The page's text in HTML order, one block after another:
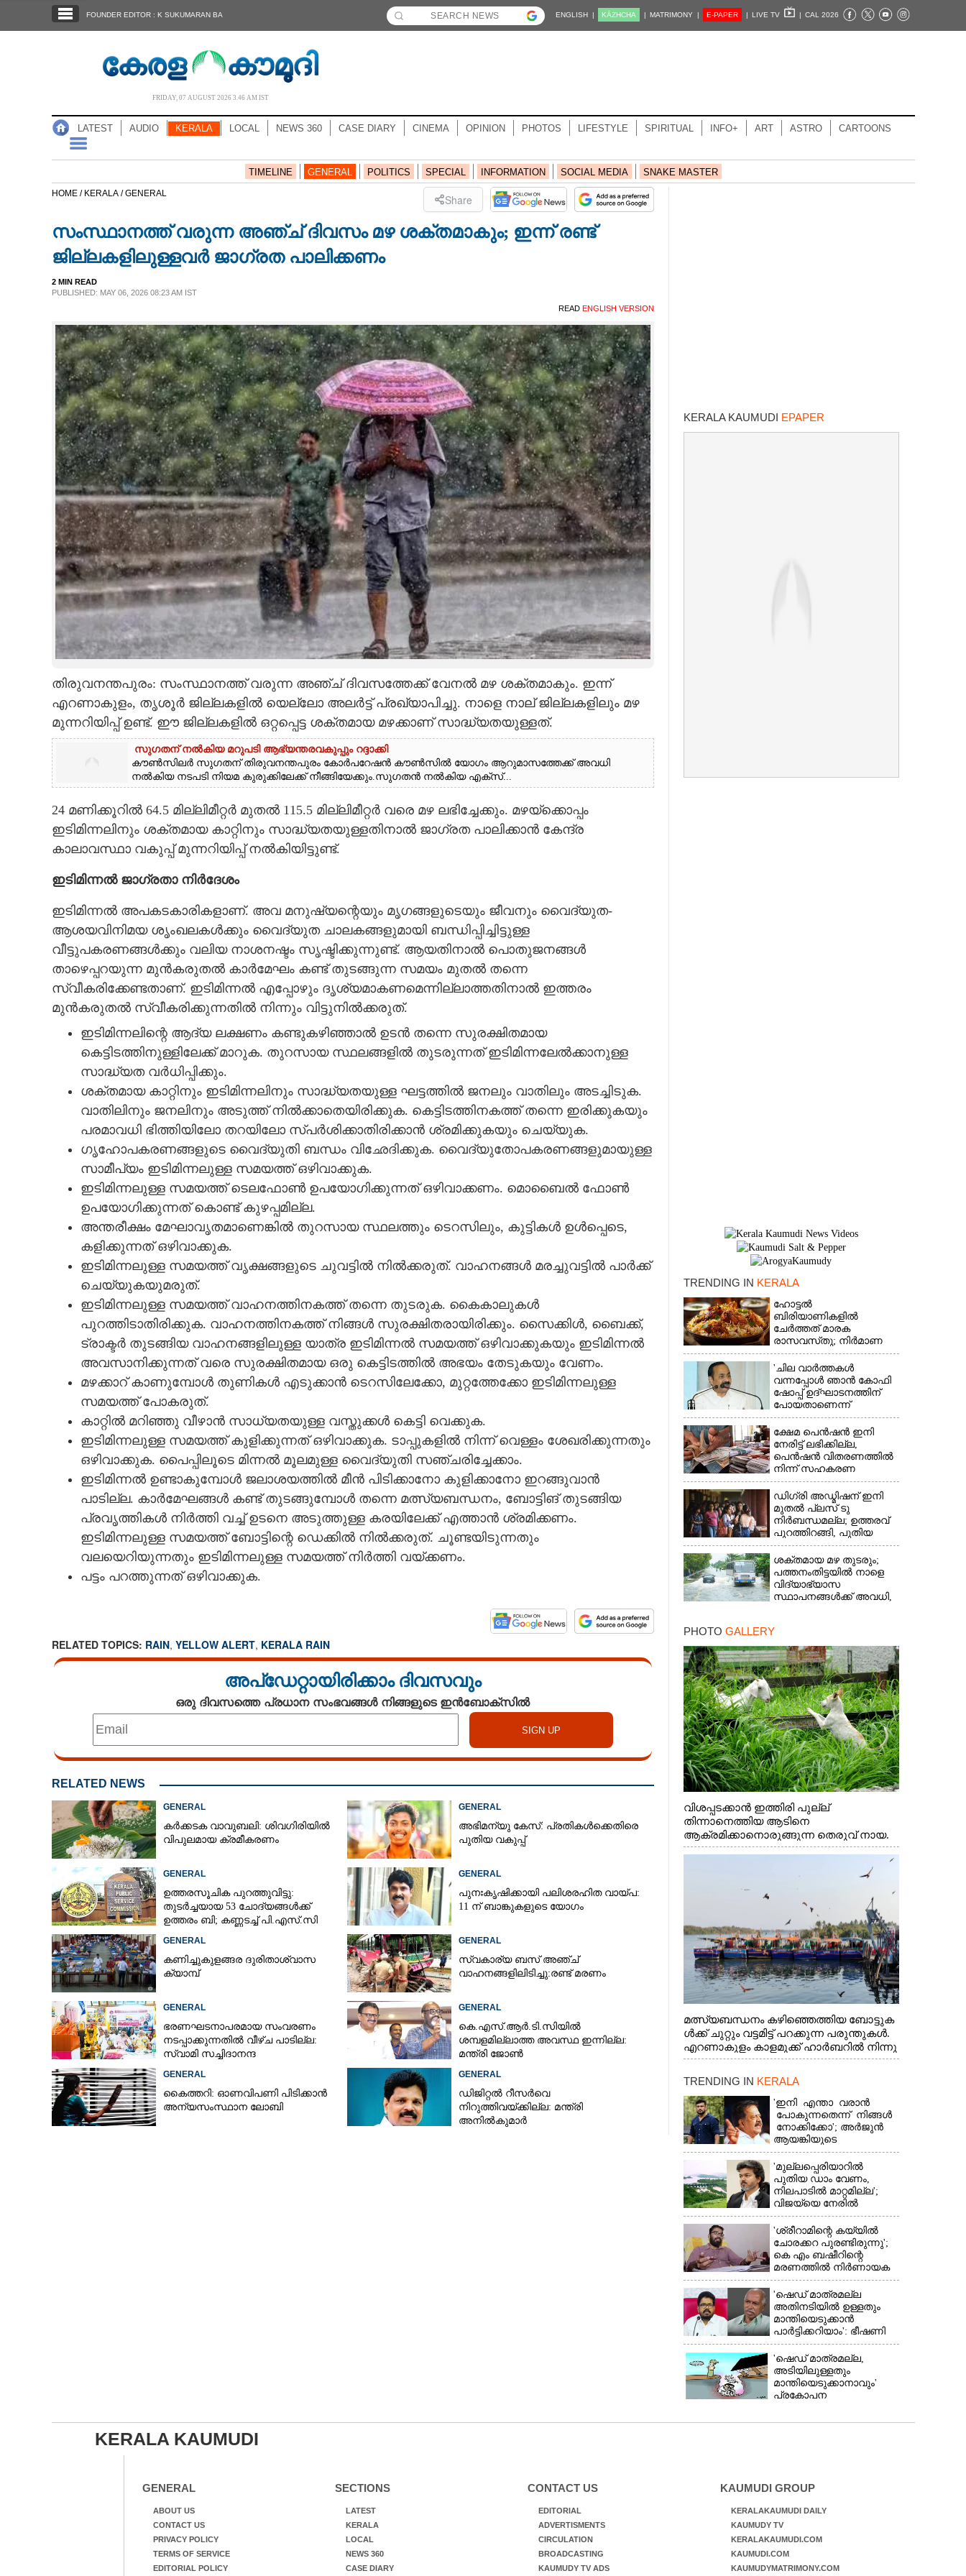
NOTIFIED NEWS
NEWS 360
CASE DIARY
LIFESTYLE
SPIRITUAL
LITERATURE
FOUNDER EDITOR : K SUKUMARAN BA ENGLISH | KĀZHCHA | MATRIMONY | E-PAPER | LIVE TV | CAL 2026
FRIDAY, 07 AUGUST 2026 3.46 AM IST
LATEST AUDIO KERALA LOCAL NEWS 360 CASE DIARY CINEMA OPINION PHOTOS LIFESTYLE SPIRITUAL INFO+ ART ASTRO CARTOONS
TIMELINE GENERAL POLITICS SPECIAL INFORMATION SOCIAL MEDIA SNAKE MASTER
HOME / KERALA /GENERAL Share
സംസ്ഥാനത്ത് വരുന്ന അഞ്ച് ദിവസം മഴ ശക്തമാകും; ഇന്ന് രണ്ട്
ജില്ലകളിലുള്ളവർ ജാഗ്രത പാലിക്കണം
2 MIN READ
PUBLISHED: MAY 06, 2026 08:23 AM IST
READ ENGLISH VERSION
തിരുവനന്തപുരം: സംസ്ഥാനത്ത് വരുന്ന അഞ്ച് ദിവസത്തേക്ക് വേനൽ മഴ ശക്തമാകും. ഇന്ന്
എറണാകുളം, തൃശൂർ ജില്ലകളിൽ യെല്ലോ അലർട്ട് പ്രഖ്യാപിച്ചു. നാളെ നാല് ജില്ലകളിലും മഴ
മുന്നറിയിപ്പ് ഉണ്ട്. ഈ ജില്ലകളിൽ ഒറ്റപ്പെട്ട ശക്തമായ മഴക്കാണ് സാദ്ധ്യതയുള്ളത്.
സുഗതന് നൽകിയ മറുപടി ആഭ്യന്തരവകുപ്പും റദ്ദാക്കി
കൗൺസിലർ സുഗതന് തിരുവനന്തപുരം കോർപറേഷൻ കൗൺസിൽ യോഗം ആറുമാസത്തേക്ക് അവധി
നൽകിയ നടപടി നിയമ കുരുക്കിലേക്ക് നീങ്ങിയേക്കും.സുഗതൻ നൽകിയ എക്സ്...
24 മണിക്കൂറിൽ 64.5 മില്ലിമീറ്റർ മുതൽ 115.5 മില്ലിമീറ്റർ വരെ മഴ ലഭിച്ചേക്കും. മഴയ്ക്കൊപ്പം
ഇടിമിന്നലിനും ശക്തമായ കാറ്റിനും സാദ്ധ്യതയുള്ളതിനാൽ ജാഗ്രത പാലിക്കാൻ കേന്ദ്ര
കാലാവസ്ഥാ വകുപ്പ് മുന്നറിയിപ്പ് നൽകിയിട്ടുണ്ട്.
ഇടിമിന്നൽ ജാഗ്രതാ നി‌ർദേശം
ഇടിമിന്നൽ അപകടകാരികളാണ്. അവ മനുഷ്യന്റെയും മൃഗങ്ങളുടെയും ജീവനും വൈദ്യുത-
ആശയവിനിമയ ശൃംഖലകൾക്കും വൈദ്യുത ചാലകങ്ങളുമായി ബന്ധിപ്പിച്ചിട്ടുള്ള
വീട്ടുപകരണങ്ങൾക്കും വലിയ നാശനഷ്ടം സൃഷ്ടിക്കുന്നുണ്ട്. ആയതിനാൽ പൊതുജനങ്ങൾ
താഴെപ്പറയുന്ന മുൻകരുതൽ കാർമേഘം കണ്ട് തുടങ്ങുന്ന സമയം മുതൽ തന്നെ
സ്വീകരിക്കേണ്ടതാണ്. ഇടിമിന്നൽ എപ്പോഴും ദൃശ്യമാകണമെന്നില്ലാത്തതിനാൽ ഇത്തരം
മുൻകരുതൽ സ്വീകരിക്കുന്നതിൽ നിന്നും വിട്ടുനിൽക്കരുത്.
ഇടിമിന്നലിന്റെ ആദ്യ ലക്ഷണം കണ്ടുകഴിഞ്ഞാൽ ഉടൻ തന്നെ സുരക്ഷിതമായ
കെട്ടിടത്തിനുള്ളിലേക്ക്‌ മാറുക. തുറസായ സ്ഥലങ്ങളിൽ തുടരുന്നത് ഇടിമിന്നലേൽക്കാനുള്ള
സാദ്ധ്യത വർധിപ്പിക്കും.
ശക്തമായ കാറ്റിനും ഇടിമിന്നലിനും സാദ്ധ്യതയുള്ള ഘട്ടത്തിൽ ജനലും വാതിലും അടച്ചിടുക.
വാതിലിനും ജനലിനും അടുത്ത് നിൽക്കാതെയിരിക്കുക. കെട്ടിടത്തിനകത്ത് തന്നെ ഇരിക്കുകയും
പരമാവധി ഭിത്തിയിലോ തറയിലോ സ്പർശിക്കാതിരിക്കാൻ ശ്രമിക്കുകയും ചെയ്യുക.
ഗൃഹോപകരണങ്ങളുടെ വൈദ്യുതി ബന്ധം വിഛേദിക്കുക. വൈദ്യുതോപകരണങ്ങളുമായുള്ള
സാമീപ്യം ഇടിമിന്നലുള്ള സമയത്ത് ഒഴിവാക്കുക.
ഇടിമിന്നലുള്ള സമയത്ത് ടെലഫോൺ ഉപയോഗിക്കുന്നത് ഒഴിവാക്കണം. മൊബൈൽ ഫോൺ
ഉപയോഗിക്കുന്നത് കൊണ്ട് കുഴപ്പമില്ല.
അന്തരീക്ഷം മേഘാവൃതമാണെങ്കിൽ തുറസായ സ്ഥലത്തും ടെറസിലും, കുട്ടികൾ ഉൾപ്പെടെ,
കളിക്കുന്നത് ഒഴിവാക്കുക.
ഇടിമിന്നലുള്ള സമയത്ത് വൃക്ഷങ്ങളുടെ ചുവട്ടിൽ നിൽക്കരുത്‌. വാഹനങ്ങൾ മരച്ചുവട്ടിൽ പാർക്ക്
ചെയ്യുകയുമരുത്.
ഇടിമിന്നലുള്ള സമയത്ത് വാഹനത്തിനകത്ത് തന്നെ തുടരുക. കൈകാലുകൾ
പുറത്തിടാതിരിക്കുക. വാഹനത്തിനകത്ത് നിങ്ങൾ സുരക്ഷിതരായിരിക്കും. സൈക്കിൾ, ബൈക്ക്,
ട്രാക്ടർ തുടങ്ങിയ വാഹനങ്ങളിലുള്ള യാത്ര ഇടിമിന്നൽ സമയത്ത് ഒഴിവാക്കുകയും ഇടിമിന്നൽ
അവസാനിക്കുന്നത് വരെ സുരക്ഷിതമായ ഒരു കെട്ടിടത്തിൽ അഭയം തേടുകയും വേണം.
മഴക്കാറ് കാണുമ്പോൾ തുണികൾ എടുക്കാൻ ടെറസിലേക്കോ, മുറ്റത്തേക്കോ ഇടിമിന്നലുള്ള
സമയത്ത് പോകരുത്.
കാറ്റിൽ മറിഞ്ഞു വീഴാൻ സാധ്യതയുള്ള വസ്തുക്കൾ കെട്ടി വെക്കുക.
ഇടിമിന്നലുള്ള സമയത്ത് കുളിക്കുന്നത്‌ ഒഴിവാക്കുക. ടാപ്പുകളിൽ നിന്ന് വെള്ളം ശേഖരിക്കുന്നതും
ഒഴിവാക്കുക. പൈപ്പിലൂടെ മിന്നൽ മൂലമുള്ള വൈദ്യുതി സഞ്ചരിച്ചേക്കാം.
ഇടിമിന്നൽ ഉണ്ടാകുമ്പോൾ ജലാശയത്തിൽ മീൻ പിടിക്കാനോ കുളിക്കാനോ ഇറങ്ങുവാൻ
പാടില്ല. കാർമേഘങ്ങൾ കണ്ട് തുടങ്ങുമ്പോൾ തന്നെ മത്സ്യബന്ധനം, ബോട്ടിങ് തുടങ്ങിയ
പ്രവൃത്തികൾ നിർത്തി വച്ച് ഉടനെ അടുത്തുള്ള കരയിലേക്ക് എത്താൻ ശ്രമിക്കണം.
ഇടിമിന്നലുള്ള സമയത്ത് ബോട്ടിന്റെ ഡെക്കിൽ നിൽക്കരുത്. ചൂണ്ടയിടുന്നതും
വലയെറിയുന്നതും ഇടിമിന്നലുള്ള സമയത്ത് നിർത്തി വയ്ക്കണം.
പട്ടം പറത്തുന്നത് ഒഴിവാക്കുക.
RELATED TOPICS: RAIN, YELLOW ALERT, KERALA RAIN
അപ്ഡേറ്റായിരിക്കാം ദിവസവും
ഒരു ദിവസത്തെ പ്രധാന സംഭവങ്ങൾ നിങ്ങളുടെ ഇൻബോക്സിൽ
RELATED NEWS
GENERAL
കർക്കടക വാവുബലി: ശിവഗിരിയിൽ
വിപുലമായ ക്രമീകരണം
GENERAL
അഭിമന്യു കേസ്: പ്രതികൾക്കെതിരെ
പുതിയ വകുപ്പ്
GENERAL
ഉത്തരസൂചിക പുറത്തുവിട്ടു:
തുടർച്ചയായ 53 ചോദ്യങ്ങൾക്ക്
ഉത്തരം ബി; കണ്ണടച്ച് പി.എസ്.സി
GENERAL
പുനഃകൃഷിക്കായി പലിശരഹിത വായ്പ:
11 ന് ബാങ്കുകളുടെ യോഗം
GENERAL
കണിച്ചുകുളങ്ങര ദുരിതാശ്വാസ
ക്യാമ്പ്
GENERAL
സ്വകാര്യ ബസ് അഞ്ച്
വാഹനങ്ങളിലിടിച്ചു:രണ്ട് മരണം
GENERAL
ഭരണഘടനാപരമായ സംവരണം
നടപ്പാക്കുന്നതിൽ വീഴ്ച പാടില്ല:
സ്വാമി സച്ചിദാനന്ദ
GENERAL
കെ.എസ്.ആർ.ടി.സിയിൽ
ശമ്പളമില്ലാത്ത അവസ്ഥ ഇന്നില്ല:
മന്ത്രി ജോൺ
GENERAL
കൈത്തറി: ഓണവിപണി പിടിക്കാൻ
അന്യസംസ്ഥാന ലോബി
GENERAL
ഡിജിറ്റൽ റീസർവെ
നിറുത്തിവയ്ക്കില്ല: മന്ത്രി
അനിൽകുമാർ
KERALA KAUMUDI EPAPER
TRENDING IN KERALA
ഹോട്ടൽ
ബിരിയാണികളിൽ
ചേർത്തത് മാരക
രാസവസ്‌തു; നിർമാണ
യൂണിറ്റിൽ എലികാഷ്‌ടവും
കുപ്പിച്ചില്ലും
'ചില വാർത്തകൾ
വന്നപ്പോൾ ഞാൻ കോഫി
ഷോപ്പ് ഉദ്ഘാടനത്തിന്
പോയതാണെന്ന്
വിചാരിച്ചു, 400 കോടിയുടെ
പ്രോജക്ടാണ് അത്'
ക്ഷേമ പെൻഷൻ ഇനി
നേരിട്ട് ലഭിക്കില്ല,​
പെൻഷൻ വിതരണത്തിൽ
നിന്ന് സഹകരണ
ബാങ്കുകളെ ഒഴിവാക്കി
ഡിഗ്രി അഡ്മിഷന് ഇനി
മുതൽ പ്ലസ് ടു
നിർബന്ധമല്ല; ഉത്തരവ്
പുറത്തിറങ്ങി, പുതിയ
മാറ്റങ്ങൾ അറിയാം
ശക്തമായ മഴ തുടരും;
പത്തനംതിട്ടയിൽ നാളെ
വിദ്യാഭ്യാസ
സ്ഥാപനങ്ങൾക്ക് അവധി,​
PHOTO GALLERY
വിശപ്പടക്കാൻ ഇത്തിരി പുല്ല്
തിന്നാനെത്തിയ ആടിനെ
ആക്രമിക്കാനൊരുങ്ങുന്ന തെരുവ് നായ.
എറണാകുളം വാത്തുരുത്തിയിൽ നിന്നുള്ള
മത്സ്യബന്ധനം കഴിഞ്ഞെത്തിയ ബോട്ടുക
ൾക്ക് ചുറ്റും വട്ടമിട്ട് പറക്കുന്ന പരുന്തുകൾ.
എറണാകുളം കാളമുക്ക് ഹാർബറിൽ നിന്നു
ള്ള കാഴ്ച
TRENDING IN KERALA
'ഇനി എന്താ വരാൻ
പോകുന്നതെന്ന് നിങ്ങൾ
നോക്കിക്കോ'; അർജുൻ
ആയങ്കിയുടെ
വെല്ലുവിളിയിൽ രമേശ്
ചെന്നിത്തല
'മുല്ലപ്പെരിയാറിൽ
പുതിയ ഡാം വേണം,
നിലപാടിൽ മാറ്റമില്ല';
വിജയ്‌യെ നേരിൽ
കാണാനൊരുങ്ങി കേരള
സർക്കാർ
'ശ്രീറാമിന്റെ കയ്യിൽ
ചോരക്കറ പുരണ്ടിരുന്നു';
കെ എം ബഷീറിന്റെ
മരണത്തിൽ നിർണായക
മൊഴിയുമായി ദൃക്‌സാക്ഷി
'ഷെഡ് മാത്രമല്ല
അതിനടിയിൽ ഉള്ളതും
മാന്തിയെടുക്കാൻ
പാർട്ടിക്കറിയാം': ഭീഷണി
പ്രസംഗവുമായി കെ കെ
രാഗേഷ്
'ഷെഡ് മാത്രമല്ല,
അടിയിലുള്ളതും
മാന്തിയെടുക്കാനാവും'
പ്രകോപന
രാഗേഷ്
KERALA KAUMUDI
GENERAL
ABOUT US
CONTACT US
PRIVACY POLICY
TERMS OF SERVICE
EDITORIAL POLICY
SECTIONS
LATEST
KERALA
LOCAL
NEWS 360
CASE DIARY
CONTACT US
EDITORIAL
ADVERTISMENTS
CIRCULATION
BROADCASTING
KAUMUDY TV ADS
KAUMUDI GROUP
KERALAKAUMUDI DAILY
KAUMUDY TV
KERALAKAUMUDI.COM
KAUMUDI.COM
KAUMUDYMATRIMONY.COM
സംസ്ഥാനത്ത് വരുന്ന അഞ്ച് ദിവസം മഴ
ശക്തമാകും; ഇന്ന് രണ്ട്
ജില്ലകളിലുള്ളവർ ജാഗ്രത പാലിക്കണം
×
Share this link